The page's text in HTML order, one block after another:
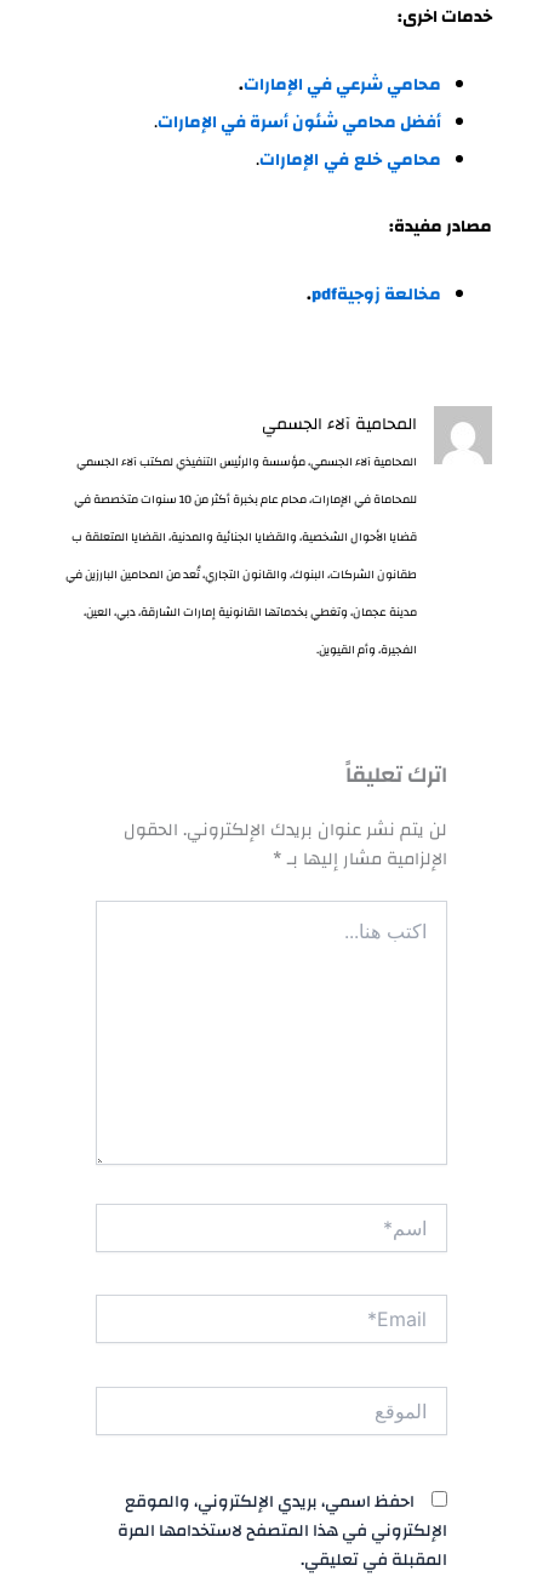
خدمات اخرى:
محامي شرعي في الإمارات.
أفضل محامي شئون أسرة في الإمارات.
محاميخلعفيالإمارات.
مصادر مفيدة:
مخالعة زوجيةpdf .
المحامية آلاء الجسمي
المحامية آلاء الجسمي، مؤسسة والرئيس التنفيذي لمكتب آلاء الجسمي
للمحاماة في الإمارات، محام عام بخبرة أكثر من 10 سنوات متخصصة في
قضايا الأحوال الشخصية، والقضايا الجنائية والمدنية، القضايا المتعلقة ب
طقانون الشركات، البنوك، والقانون التجاري، تُعد من المحامين البارزين في
مدينة عجمان، وتغطي بخدماتها القانونية إمارات الشارقة، دبي، العين،
الفجيرة، وأم القيوين.
اترك تعليقاً
لن يتم نشر عنوان بريدك الإلكتروني.الحقول
الإلزامية مشار إليها بـ*
اكتب
هنا...
اسم*
Email*
الموقع
احفظ اسمي، بريدي الإلكتروني، والموقع
الإلكتروني في هذا المتصفح لاستخدامها المرة
المقبلة في تعليقي.